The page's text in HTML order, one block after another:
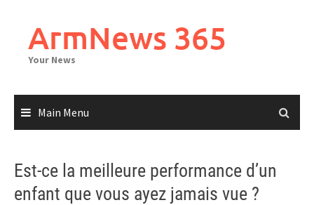
contentArmNews 365
Your News
Main Menu
Est-ce la meilleure performance d’un
enfant que vous ayez jamais vue ?